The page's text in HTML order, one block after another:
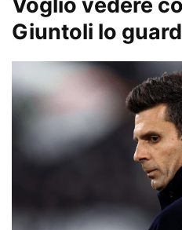
Giuntoli lo